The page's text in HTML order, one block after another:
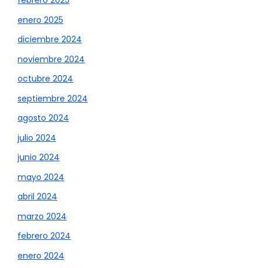
enero 2025
diciembre 2024
noviembre 2024
octubre 2024
septiembre 2024
agosto 2024
julio 2024
junio 2024
mayo 2024
abril 2024
marzo 2024
febrero 2024
enero 2024